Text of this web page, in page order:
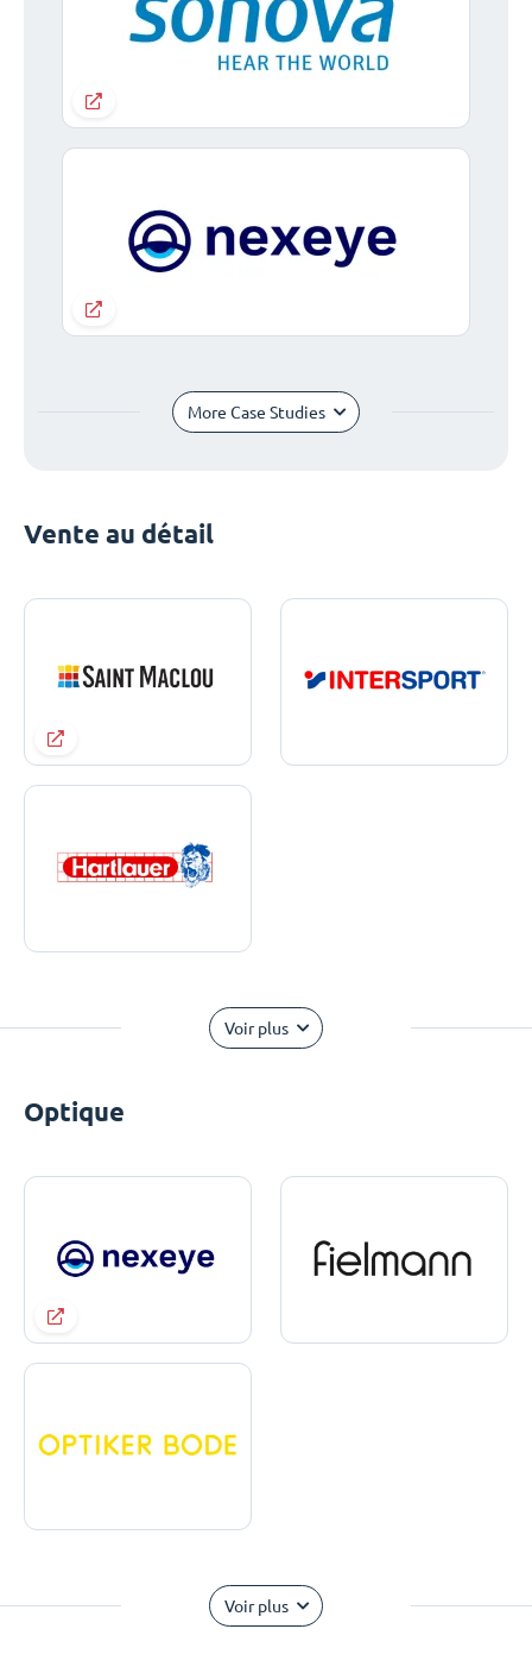
More Case Studies
Vente au détail
Voir plus
Optique
Voir plus